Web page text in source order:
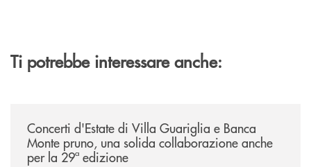
Ti potrebbe interessare anche:
Concerti d'Estate di Villa Guariglia e Banca
Monte pruno, una solida collaborazione anche
per la 29ª edizione